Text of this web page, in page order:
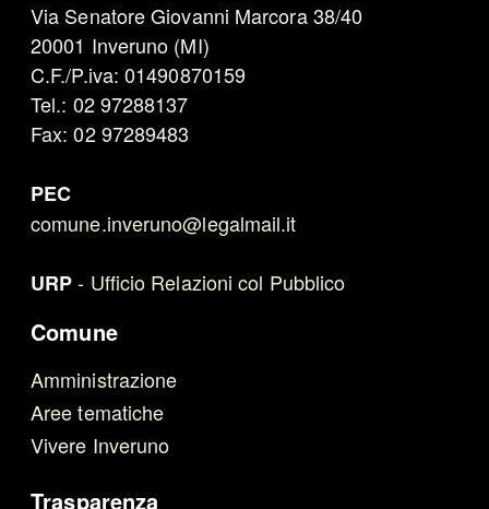
Via Senatore Giovanni Marcora 38/40
20001 Inveruno (MI)
C.F./P.iva: 01490870159
Tel.: 02 97288137
Fax: 02 97289483
PEC
comune.inveruno@legalmail.it
URP- Ufficio Relazioni col Pubblico
Comune
Amministrazione
Aree tematiche
Vivere Inveruno
Trasparenza